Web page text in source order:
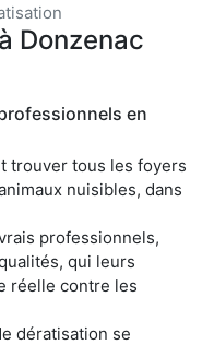
Donzenac
en
trouver tous les foyers
nuisibles, dans
professionnels,
qui leurs
réelle contre les
dératisation se